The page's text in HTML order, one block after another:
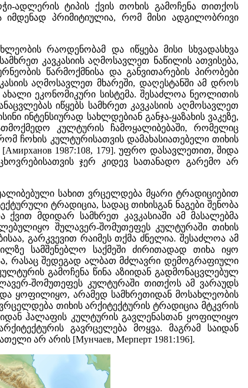
ადლერის ტიპის ქვის თოხის გამოჩენა თითქოს
იმდენად პრიმიტიულია, რომ მისი ადგილობრივი
რაოდენობამ და იწყება მისი სხვადასხვა
კავკასიის აღმოსავლეთ ნაწილის ათვისება,
წარმოქმნისა და განვითარების პირობები
აღმოსავლეთ მხარეში, დაღესტანში ამ დროს
ეკონომიკური სისტემა. შესაძლოა ნეოლითის
იწყებს სამხრეთ კავკასიის აღმოსავლეთ
ინტენსიურად სახლდებიან განჯა-ყაზახის ვაკეზე,
კულტურის ჩამოყალიბებაში, რომელიც
ჩოხის კულტურისათვის დამახასიათებელი თიხის
1987:108, 179]. უფრო დასავლეთით, შიდა
ჯერ კიდევ სათანადო გარემო არ
სახით ვრცელდება მყარი ტრადიციებით
ტრადიცია, სადაც თიხისგან ნაგები შენობა
მდიდარ სამხრეთ კავკასიაში ამ მასალებმა
შულავერ-შომუთეფეს კულტურაში თიხის
გარკვევით რაიმეს თქმა ძნელია. შესაძლოა ამ
სამშენებლო საქმეში ძირითადად თიხა იყო
რასაც შედეგად ალბათ მძლავრი დემოგრაფიული
გამოჩენა წინა აზიიდან გადმონაცვლებულ
შომუთეფეს კულტურაში თითქოს ამ ვარაუდს
ყოფილიყო, არამედ სამხრეთიდან მოსახლეობის
თიხის არქიტექტურის ტრადიცია მტკვრის
ჰალაფის კულტურის გავლენასთან ყოფილიყო
გავრცელება მოყვა. მაგრამ საიდან
არ არის [Мунчаев, Мерперт 1981:196].